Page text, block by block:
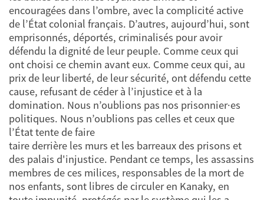
encouragées dans l’ombre, avec la complicité active
de l’État colonial français. D’autres, aujourd’hui, sont
emprisonnés, déportés, criminalisés pour avoir
défendu la dignité de leur peuple. Comme ceux qui
ont choisi ce chemin avant eux. Comme ceux qui, au
prix de leur liberté, de leur sécurité, ont défendu cette
cause, refusant de céder à l’injustice et à la
domination. Nous n’oublions pas nos prisonnier·es
politiques. Nous n’oublions pas celles et ceux que
l’État tente de faire
taire derrière les murs et les barreaux des prisons et
des palais d'injustice. Pendant ce temps, les assassins
membres de ces milices, responsables de la mort de
nos enfants, sont libres de circuler en Kanaky, en